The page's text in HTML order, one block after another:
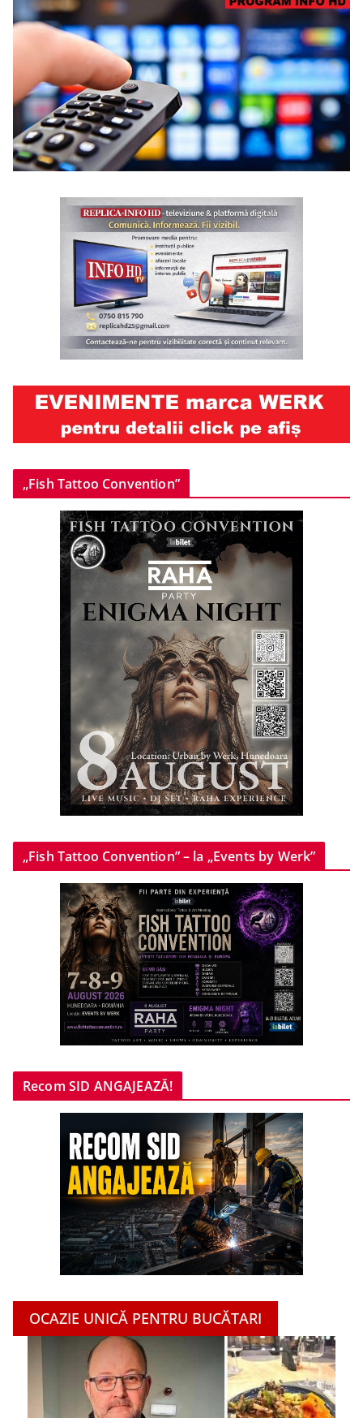
„Fish Tattoo Convention”
„Fish Tattoo Convention” – la „Events by Werk”
Recom SID ANGAJEAZĂ!
OCAZIE UNICĂ PENTRU BUCĂTARI